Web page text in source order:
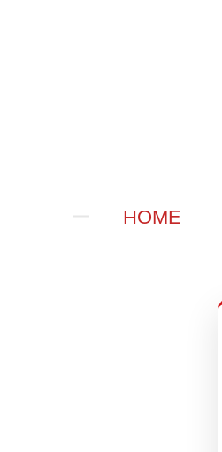
HOME